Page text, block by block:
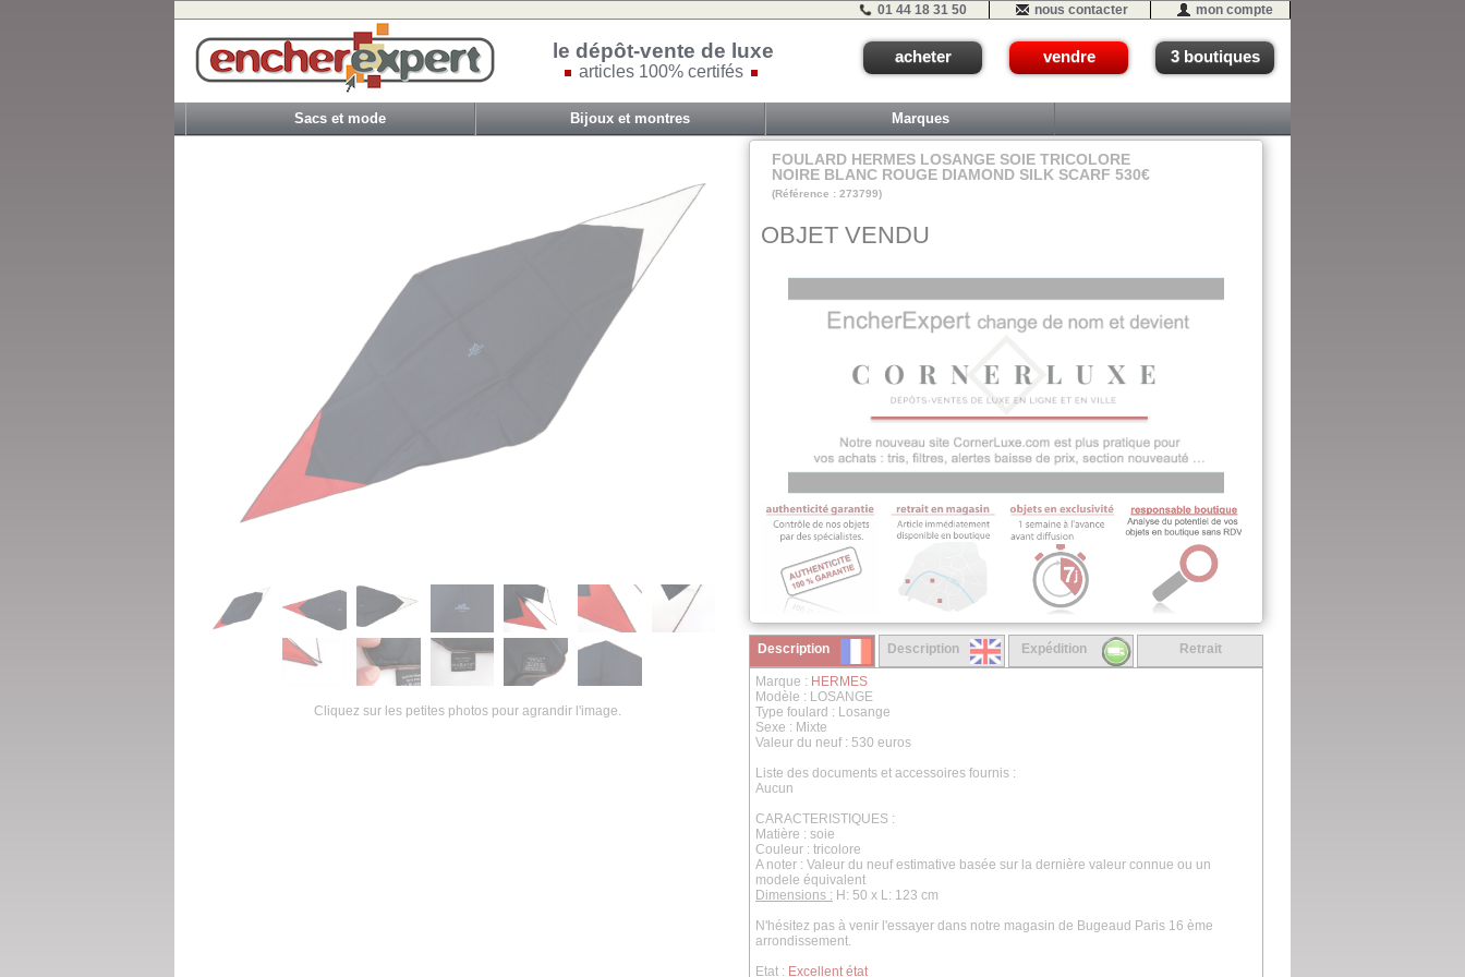
01 44 18 31 50 nous contacter mon compte
le dépôt-vente de luxe
articles 100% certifés
acheter vendre 3 boutiques
Sacs et mode Bijoux et montres Marques
Cliquez sur les petites photos pour agrandir l'image.
FOULARD HERMES LOSANGE SOIE TRICOLORE
NOIRE BLANC ROUGE DIAMOND SILK SCARF 530€
(Référence : 273799)
OBJET VENDU
Description Description Expédition Retrait
Marque : HERMES
Modèle : LOSANGE
Type foulard : Losange
Sexe : Mixte
Valeur du neuf : 530 euros
Liste des documents et accessoires fournis :
Aucun
CARACTERISTIQUES :
Matière : soie
Couleur : tricolore
A noter : Valeur du neuf estimative basée sur la dernière valeur connue ou un
modele équivalent
Dimensions : H: 50 x L: 123 cm
N'hésitez pas à venir l'essayer dans notre magasin de Bugeaud Paris 16 ème
arrondissement.
Etat : Excellent état